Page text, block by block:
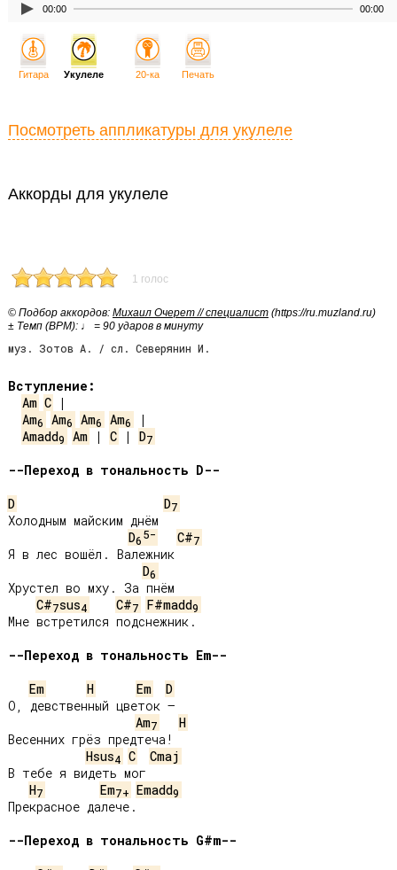
00:00 00:00
Аккорды для укулеле
1 голос
© Подбор аккордов: Михаил Очерет // специалист (https://ru.muzland.ru)
± Темп (BPM): ♩ = 90 ударов в минуту
муз. Зотов А. / сл. Северянин И.
Вступление:
Am C
Am6 Am6 Am6 Am6
Amadd9 Am | C | D7
--Переход в тональность D--
D
D7
Холодным майским днём
D65- C#7
Я в лес вошёл. Валежник
D6
Хрустел во мху. За пнём
C#7sus4 C#7 F#madd9
Мне встретился подснежник.
--Переход в тональность Em--
Em
H Em
D
О, девственный цветок —
Am7
H
Весенних грёз предтеча!
Hsus4 C
Cmaj
В тебе я видеть мог
H7 Em7+ Emadd9
Прекрасное далече.
--Переход в тональность G#m--
Гитара Укулеле 20-ка Печать
Посмотреть аппликатуры для укулеле